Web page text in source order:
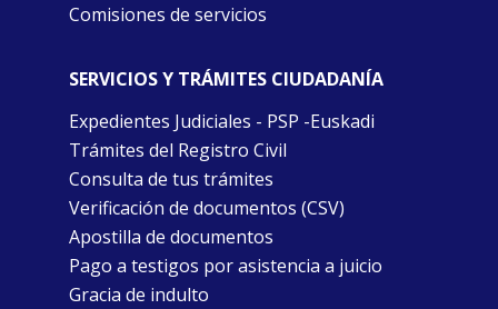
Comisiones de servicios
SERVICIOS Y TRÁMITES CIUDADANÍA
Expedientes Judiciales - PSP -Euskadi
Trámites del Registro Civil
Consulta de tus trámites
Verificación de documentos (CSV)
Apostilla de documentos
Pago a testigos por asistencia a juicio
Gracia de indulto